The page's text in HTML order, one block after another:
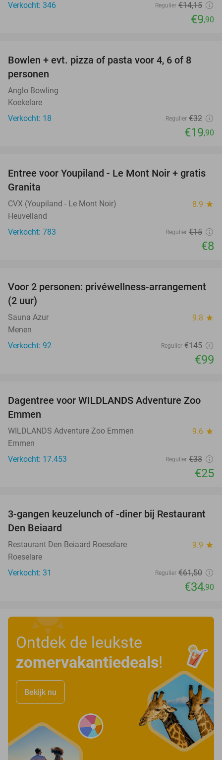
Verkocht: 346
Regulier €14,15
€9,90
Bowlen + evt. pizza of pasta voor 4, 6 of 8
personen
Anglo Bowling
Koekelare
Verkocht: 18
Regulier €32
€19,90
47%
Entree voor Youpiland - Le Mont Noir + gratis
Granita
CVX (Youpiland - Le Mont Noir) 8.9 star
Heuvelland
Verkocht: 783
Regulier €15
€8
32%
Voor 2 personen: privéwellness-arrangement
(2 uur)
Sauna Azur 9.8 star
Menen
Verkocht: 92
Regulier €145
€99
24%
Dagentree voor WILDLANDS Adventure Zoo
Emmen
WILDLANDS Adventure Zoo Emmen 9.6 star
Emmen
Verkocht: 17.453
Regulier €33
€25
43%
3-gangen keuzelunch of -diner bij Restaurant
Den Beiaard
Restaurant Den Beiaard Roeselare 9.9 star
Roeselare
Verkocht: 31
Regulier €61,50
€34,90
Ontdek de leukste
zomervakantiedeals!
Bekijk nu